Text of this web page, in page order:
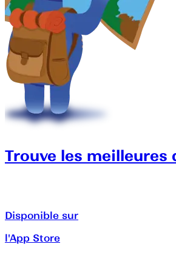
Trouve les
Disponible sur
l'App Store